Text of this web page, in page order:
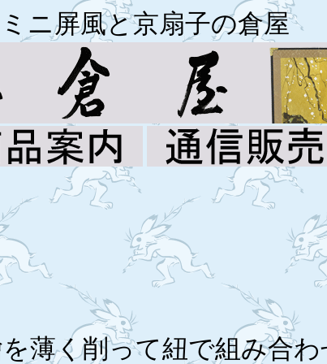
ミニ屏風と京扇子の倉屋
薄く削って紐で組み合